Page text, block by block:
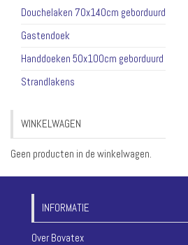
Douchelaken 70x140cm geborduurd
Gastendoek
Handdoeken 50x100cm geborduurd
Strandlakens
WINKELWAGEN
Geen producten in de winkelwagen.
INFORMATIE
Over Bovatex